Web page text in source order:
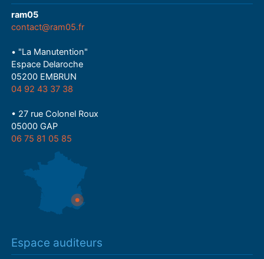
ram05
contact@ram05.fr
• "La Manutention"
Espace Delaroche
05200 EMBRUN
04 92 43 37 38
• 27 rue Colonel Roux
05000 GAP
06 75 81 05 85
Espace auditeurs